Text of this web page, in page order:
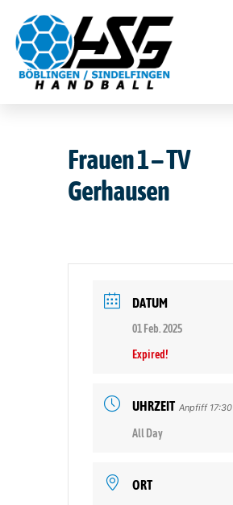
Frauen 1 – TV
Gerhausen
DATUM
01 Feb. 2025
Expired!
UHRZEIT Anpfiff 17:30
All Day
ORT